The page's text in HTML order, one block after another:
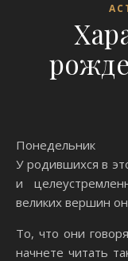
Понедельник
У родившихся в
и
великих вершин
То, что они
начнете читать